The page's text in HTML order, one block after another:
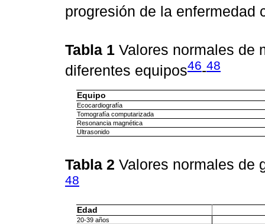
progresión de la enfermedad
Tabla 1 Valores normales de
diferentes equipos46-48
Equipo
Ecocardiografía
Tomografía computarizada
Resonancia magnética
Ultrasonido
Tabla 2 Valores normales de
48
Edad
20-39 años